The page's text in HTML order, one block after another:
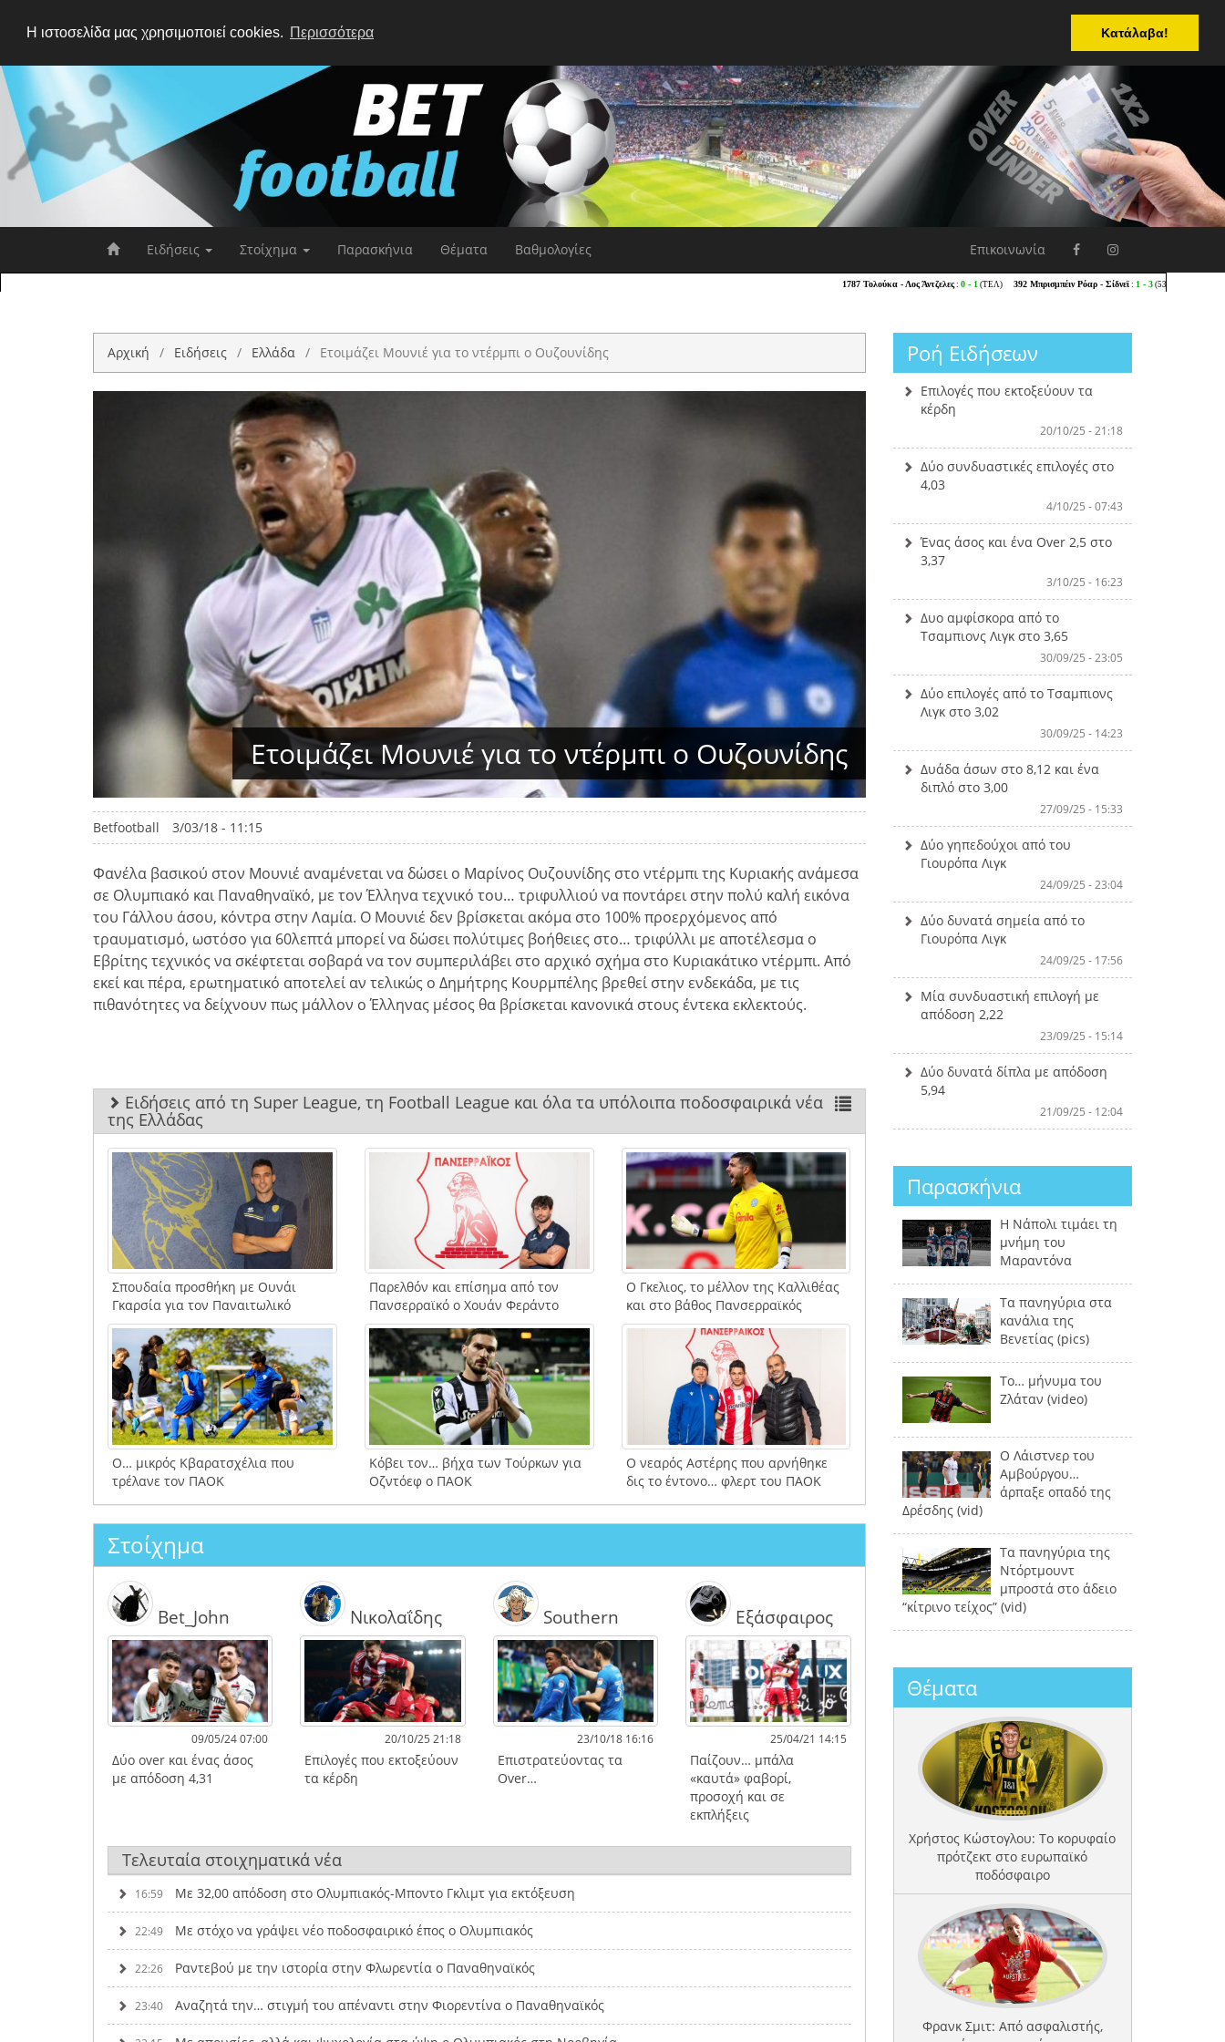
Η ιστοσελίδα μας χρησιμοποιεί cookies. Περισσότερα Κατάλαβα!
Ειδήσεις Στοίχημα Παρασκήνια Θέματα Βαθμολογίες Επικοινωνία
Αρχική Ειδήσεις Ελλάδα Ετοιμάζει Μουνιέ για το ντέρμπι ο Ουζουνίδης
Ετοιμάζει Μουνιέ για το ντέρμπι ο Ουζουνίδης
Betfootball 3/03/18 - 11:15
Φανέλα βασικού στον Μουνιέ αναμένεται να δώσει ο Μαρίνος Ουζουνίδης στο ντέρμπι της Κυριακής ανάμεσα
σε Ολυμπιακό και Παναθηναϊκό, με τον Έλληνα τεχνικό του… τριφυλλιού να ποντάρει στην πολύ καλή εικόνα
του Γάλλου άσου, κόντρα στην Λαμία. Ο Μουνιέ δεν βρίσκεται ακόμα στο 100% προερχόμενος από
τραυματισμό, ωστόσο για 60λεπτά μπορεί να δώσει πολύτιμες βοήθειες στο… τριφύλλι με αποτέλεσμα ο
Εβρίτης τεχνικός να σκέφτεται σοβαρά να τον συμπεριλάβει στο αρχικό σχήμα στο Κυριακάτικο ντέρμπι. Από
εκεί και πέρα, ερωτηματικό αποτελεί αν τελικώς ο Δημήτρης Κουρμπέλης βρεθεί στην ενδεκάδα, με τις
πιθανότητες να δείχνουν πως μάλλον ο Έλληνας μέσος θα βρίσκεται κανονικά στους έντεκα εκλεκτούς.
Ειδήσεις από τη Super League, τη Football League και όλα τα υπόλοιπα ποδοσφαιρικά νέα
της Ελλάδας
Σπουδαία προσθήκη με Ουνάι
Γκαρσία για τον Παναιτωλικό
Παρελθόν και επίσημα από τον
Πανσερραϊκό ο Χουάν Φεράντο
Ο Γκελιος, το μέλλον της Καλλιθέας
και στο βάθος Πανσερραϊκός
Ο… μικρός Κβαρατσχέλια που
τρέλανε τον ΠΑΟΚ
Κόβει τον… βήχα των Τούρκων για
Οζντόεφ ο ΠΑΟΚ
Ο νεαρός Αστέρης που αρνήθηκε
δις το έντονο… φλερτ του ΠΑΟΚ
Στοίχημα
Bet_John
09/05/24 07:00
Δύο over και ένας άσος
με απόδοση 4,31
Νικολαΐδης
20/10/25 21:18
Επιλογές που εκτοξεύουν
τα κέρδη
Southern
23/10/18 16:16
Επιστρατεύοντας τα
Over…
Εξάσφαιρος
25/04/21 14:15
Παίζουν… μπάλα
«καυτά» φαβορί,
προσοχή και σε
εκπλήξεις
Τελευταία στοιχηματικά νέα
16:59 Με 32,00 απόδοση στο Ολυμπιακός-Μποντο Γκλιμτ για εκτόξευση
22:49 Με στόχο να γράψει νέο ποδοσφαιρικό έπος ο Ολυμπιακός
22:26 Ραντεβού με την ιστορία στην Φλωρεντία ο Παναθηναϊκός
23:40 Αναζητά την… στιγμή του απέναντι στην Φιορεντίνα ο Παναθηναϊκός
Ροή Ειδήσεων
Επιλογές που εκτοξεύουν τα
κέρδη
20/10/25 - 21:18
Δύο συνδυαστικές επιλογές στο
4,03
4/10/25 - 07:43
Ένας άσος και ένα Over 2,5 στο
3,37
3/10/25 - 16:23
Δυο αμφίσκορα από το
Τσαμπιονς Λιγκ στο 3,65
30/09/25 - 23:05
Δύο επιλογές από το Τσαμπιονς
Λιγκ στο 3,02
30/09/25 - 14:23
Δυάδα άσων στο 8,12 και ένα
διπλό στο 3,00
27/09/25 - 15:33
Δύο γηπεδούχοι από του
Γιουρόπα Λιγκ
24/09/25 - 23:04
Δύο δυνατά σημεία από το
Γιουρόπα Λιγκ
24/09/25 - 17:56
Μία συνδυαστική επιλογή με
απόδοση 2,22
23/09/25 - 15:14
Δύο δυνατά δίπλα με απόδοση
5,94
21/09/25 - 12:04
Παρασκήνια
Η Νάπολι τιμάει τη
μνήμη του
Μαραντόνα
Τα πανηγύρια στα
κανάλια της
Βενετίας (pics)
Το… μήνυμα του
Ζλάταν (video)
Ο Λάιστνερ του
Αμβούργου…
άρπαξε οπαδό της
Δρέσδης (vid)
Τα πανηγύρια της
Ντόρτμουντ
μπροστά στο άδειο
“κίτρινο τείχος” (vid)
Θέματα
Χρήστος Κώστογλου: Το κορυφαίο
πρότζεκτ στο ευρωπαϊκό
ποδόσφαιρο
Φρανκ Σμιτ: Από ασφαλιστής,